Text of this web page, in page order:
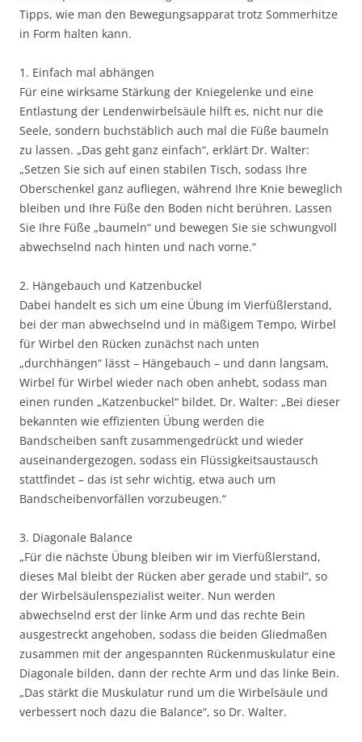
Tipps, wie man den Bewegungsapparat trotz Sommerhitze
in Form halten kann.
1. Einfach mal abhängen
Für eine wirksame Stärkung der Kniegelenke und eine
Entlastung der Lendenwirbelsäule hilft es, nicht nur die
Seele, sondern buchstäblich auch mal die Füße baumeln
zu lassen. „Das geht ganz einfach“, erklärt Dr. Walter:
„Setzen Sie sich auf einen stabilen Tisch, sodass Ihre
Oberschenkel ganz aufliegen, während Ihre Knie beweglich
bleiben und Ihre Füße den Boden nicht berühren. Lassen
Sie Ihre Füße „baumeln“ und bewegen Sie sie schwungvoll
abwechselnd nach hinten und nach vorne.“
2. Hängebauch und Katzenbuckel
Dabei handelt es sich um eine Übung im Vierfüßlerstand,
bei der man abwechselnd und in mäßigem Tempo, Wirbel
für Wirbel den Rücken zunächst nach unten
„durchhängen“ lässt – Hängebauch – und dann langsam,
Wirbel für Wirbel wieder nach oben anhebt, sodass man
einen runden „Katzenbuckel“ bildet. Dr. Walter: „Bei dieser
bekannten wie effizienten Übung werden die
Bandscheiben sanft zusammengedrückt und wieder
auseinandergezogen, sodass ein Flüssigkeitsaustausch
stattfindet – das ist sehr wichtig, etwa auch um
Bandscheibenvorfällen vorzubeugen.“
3. Diagonale Balance
„Für die nächste Übung bleiben wir im Vierfüßlerstand,
dieses Mal bleibt der Rücken aber gerade und stabil“, so
der Wirbelsäulenspezialist weiter. Nun werden
abwechselnd erst der linke Arm und das rechte Bein
ausgestreckt angehoben, sodass die beiden Gliedmaßen
zusammen mit der angespannten Rückenmuskulatur eine
Diagonale bilden, dann der rechte Arm und das linke Bein.
„Das stärkt die Muskulatur rund um die Wirbelsäule und
verbessert noch dazu die Balance“, so Dr. Walter.